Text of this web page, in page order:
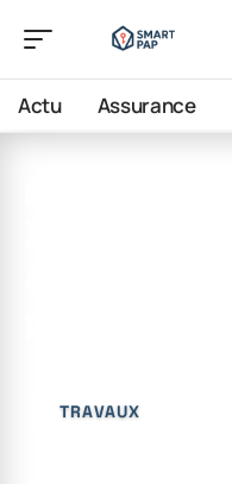
Actu Assurance
TRAVAUX